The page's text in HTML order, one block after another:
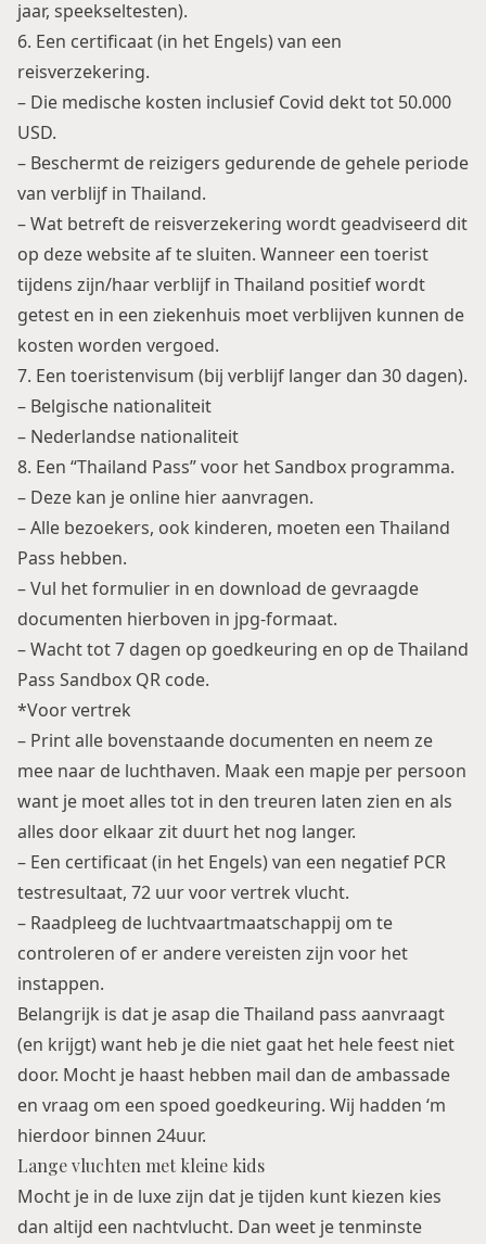
jaar, speekseltesten).
6. Een certificaat (in het Engels) van een
reisverzekering.
– Die medische kosten inclusief Covid dekt tot 50.000
USD.
– Beschermt de reizigers gedurende de gehele periode
van verblijf in Thailand.
– Wat betreft de reisverzekering wordt geadviseerd dit
op deze website af te sluiten. Wanneer een toerist
tijdens zijn/haar verblijf in Thailand positief wordt
getest en in een ziekenhuis moet verblijven kunnen de
kosten worden vergoed.
7. Een toeristenvisum (bij verblijf langer dan 30 dagen).
– Belgische nationaliteit
– Nederlandse nationaliteit
8. Een “Thailand Pass” voor het Sandbox programma.
– Deze kan je online hier aanvragen.
– Alle bezoekers, ook kinderen, moeten een Thailand
Pass hebben.
– Vul het formulier in en download de gevraagde
documenten hierboven in jpg-formaat.
– Wacht tot 7 dagen op goedkeuring en op de Thailand
Pass Sandbox QR code.
*Voor vertrek
– Print alle bovenstaande documenten en neem ze
mee naar de luchthaven. Maak een mapje per persoon
want je moet alles tot in den treuren laten zien en als
alles door elkaar zit duurt het nog langer.
– Een certificaat (in het Engels) van een negatief PCR
testresultaat, 72 uur voor vertrek vlucht.
– Raadpleeg de luchtvaartmaatschappij om te
controleren of er andere vereisten zijn voor het
instappen.
Belangrijk is dat je asap die Thailand pass aanvraagt
(en krijgt) want heb je die niet gaat het hele feest niet
door. Mocht je haast hebben mail dan de ambassade
en vraag om een spoed goedkeuring. Wij hadden ‘m
hierdoor binnen 24uur.
Lange vluchten met kleine kids
Mocht je in de luxe zijn dat je tijden kunt kiezen kies
dan altijd een nachtvlucht. Dan weet je tenminste